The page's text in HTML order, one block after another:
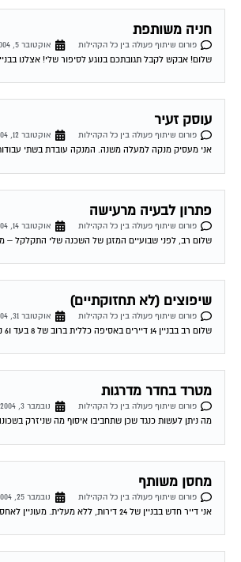
חניה משותפת
פורום שיתוף פעולה בין כל הקהילות
אוקטובר 5, 2004
שלום! אבקש לקבל תגובתכם בנוגע לסיפור שלי! אצלנו
עוסק זעיר
פורום שיתוף פעולה בין כל הקהילות
אוקטובר 12, 2004
אני מעסיק מנקה למעלה משנה. המנקה עובדת בשתי
פתרון לבעיה מרעישה
פורום שיתוף פעולה בין כל הקהילות
אוקטובר 14, 2004
שלום רב, לפני שבועיים המזגן של השכנה שלי התקלקל –
שיפוצים (לא תחזוקתיים)
פורום שיתוף פעולה בין כל הקהילות
אוקטובר 31, 2004
שלום רב בבניין 14 דיירים באסיפה כללית ברוב של 8 בעד ו6 נגד הוחלט על שיפוץ כללי בבניין שרוב העבודות הן שיפוץ ולא תחזוקה רכוש...
מטרד בחדר מדרגות
פורום שיתוף פעולה בין כל הקהילות
נובמבר 3, 2004
מה ניתן לעשות כנגד שכן שתחביבו איסוף מה שניזרק
מחסן משותף
פורום שיתוף פעולה בין כל הקהילות
נובמבר 25, 2004
אני דייר חדש בבניין של 24 דירות, ללא מעלית. מעוניין לאחסן אופניים ועגלת תינוק באחד מ-2 מחסנים בכניסה לבניין. וועד הבית מסרב למסור לי עותק...